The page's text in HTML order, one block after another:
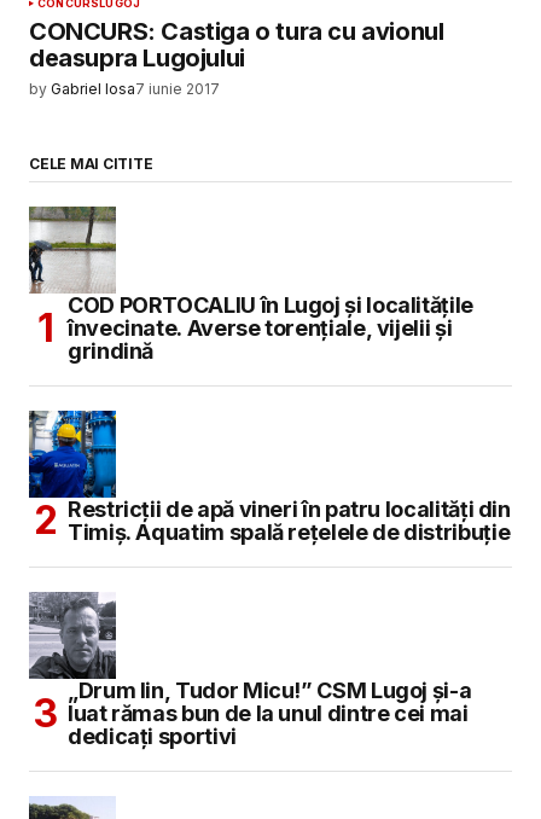
CONCURSLUGOJ
CONCURS: Castiga o tura cu avionul
deasupra Lugojului
by Gabriel Iosa7 iunie 2017
CELE MAI CITITE
COD PORTOCALIU în Lugoj și localitățile
învecinate. Averse torențiale, vijelii și
grindină
Restricții de apă vineri în patru localități din
Timiș. Aquatim spală rețelele de distribuție
„Drum lin, Tudor Micu!” CSM Lugoj și-a
luat rămas bun de la unul dintre cei mai
dedicați sportivi